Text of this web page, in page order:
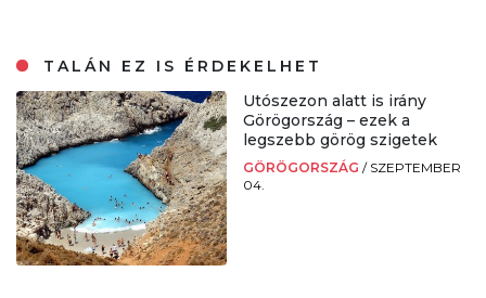
TALÁN EZ IS ÉRDEKELHET
Utószezon alatt is irány
Görögország – ezek a
legszebb görög szigetek
GÖRÖGORSZÁG / SZEPTEMBER
04.